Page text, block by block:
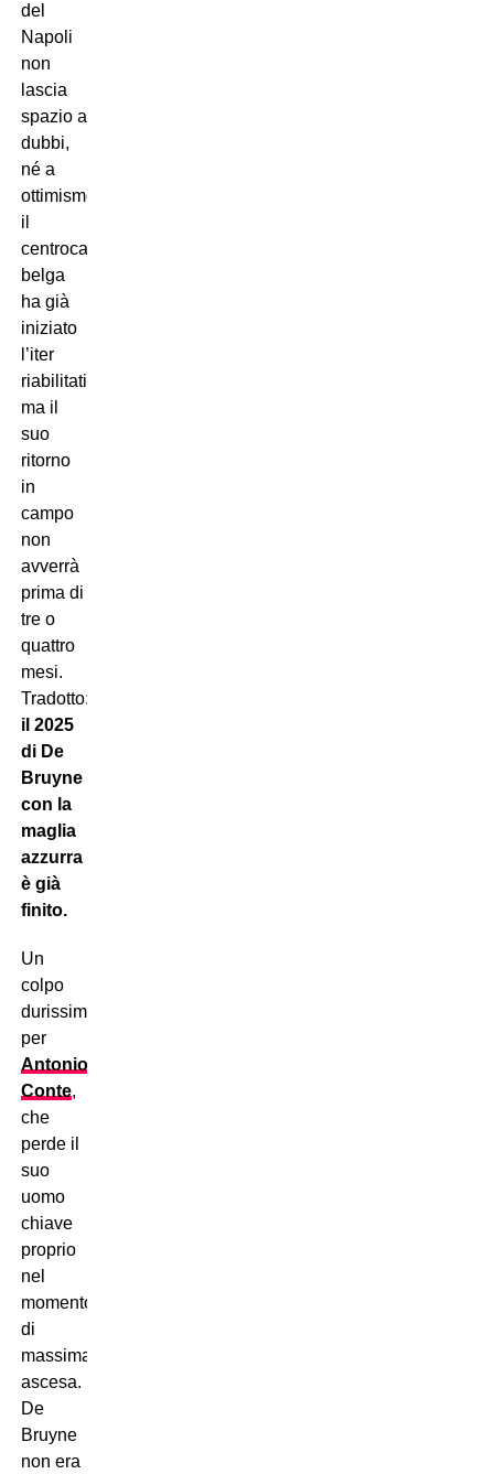
del
Napoli
non
lascia
spazio a
dubbi,
né a
ottimismo:
il
centrocampista
belga
ha già
iniziato
l’iter
riabilitativo,
ma il
suo
ritorno
in
campo
non
avverrà
prima di
tre o
quattro
mesi.
Tradotto:
il 2025
di De
Bruyne
con la
maglia
azzurra
è già
finito.
Un
colpo
durissimo
per
Antonio
Conte,
che
perde il
suo
uomo
chiave
proprio
nel
momento
di
massima
ascesa.
De
Bruyne
non era